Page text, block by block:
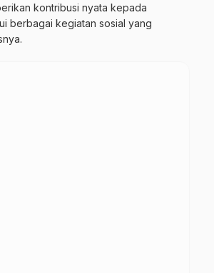
kontribusi nyata kepada
berbagai kegiatan sosial yang